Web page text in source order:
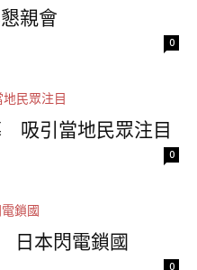
親會
0
吸引當地民眾注目
0
日本閃電鎖國
0